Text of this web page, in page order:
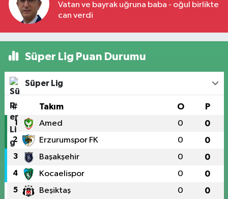
Vatan ve bayrak uğruna baba - oğul birlikte
can verdi
Süper Lig Puan Durumu
Süper Lig
# Takım O P
1 Amed 0 0
2 Erzurumspor FK 0 0
3 Başakşehir 0 0
4 Kocaelispor 0 0
5 Beşiktaş 0 0